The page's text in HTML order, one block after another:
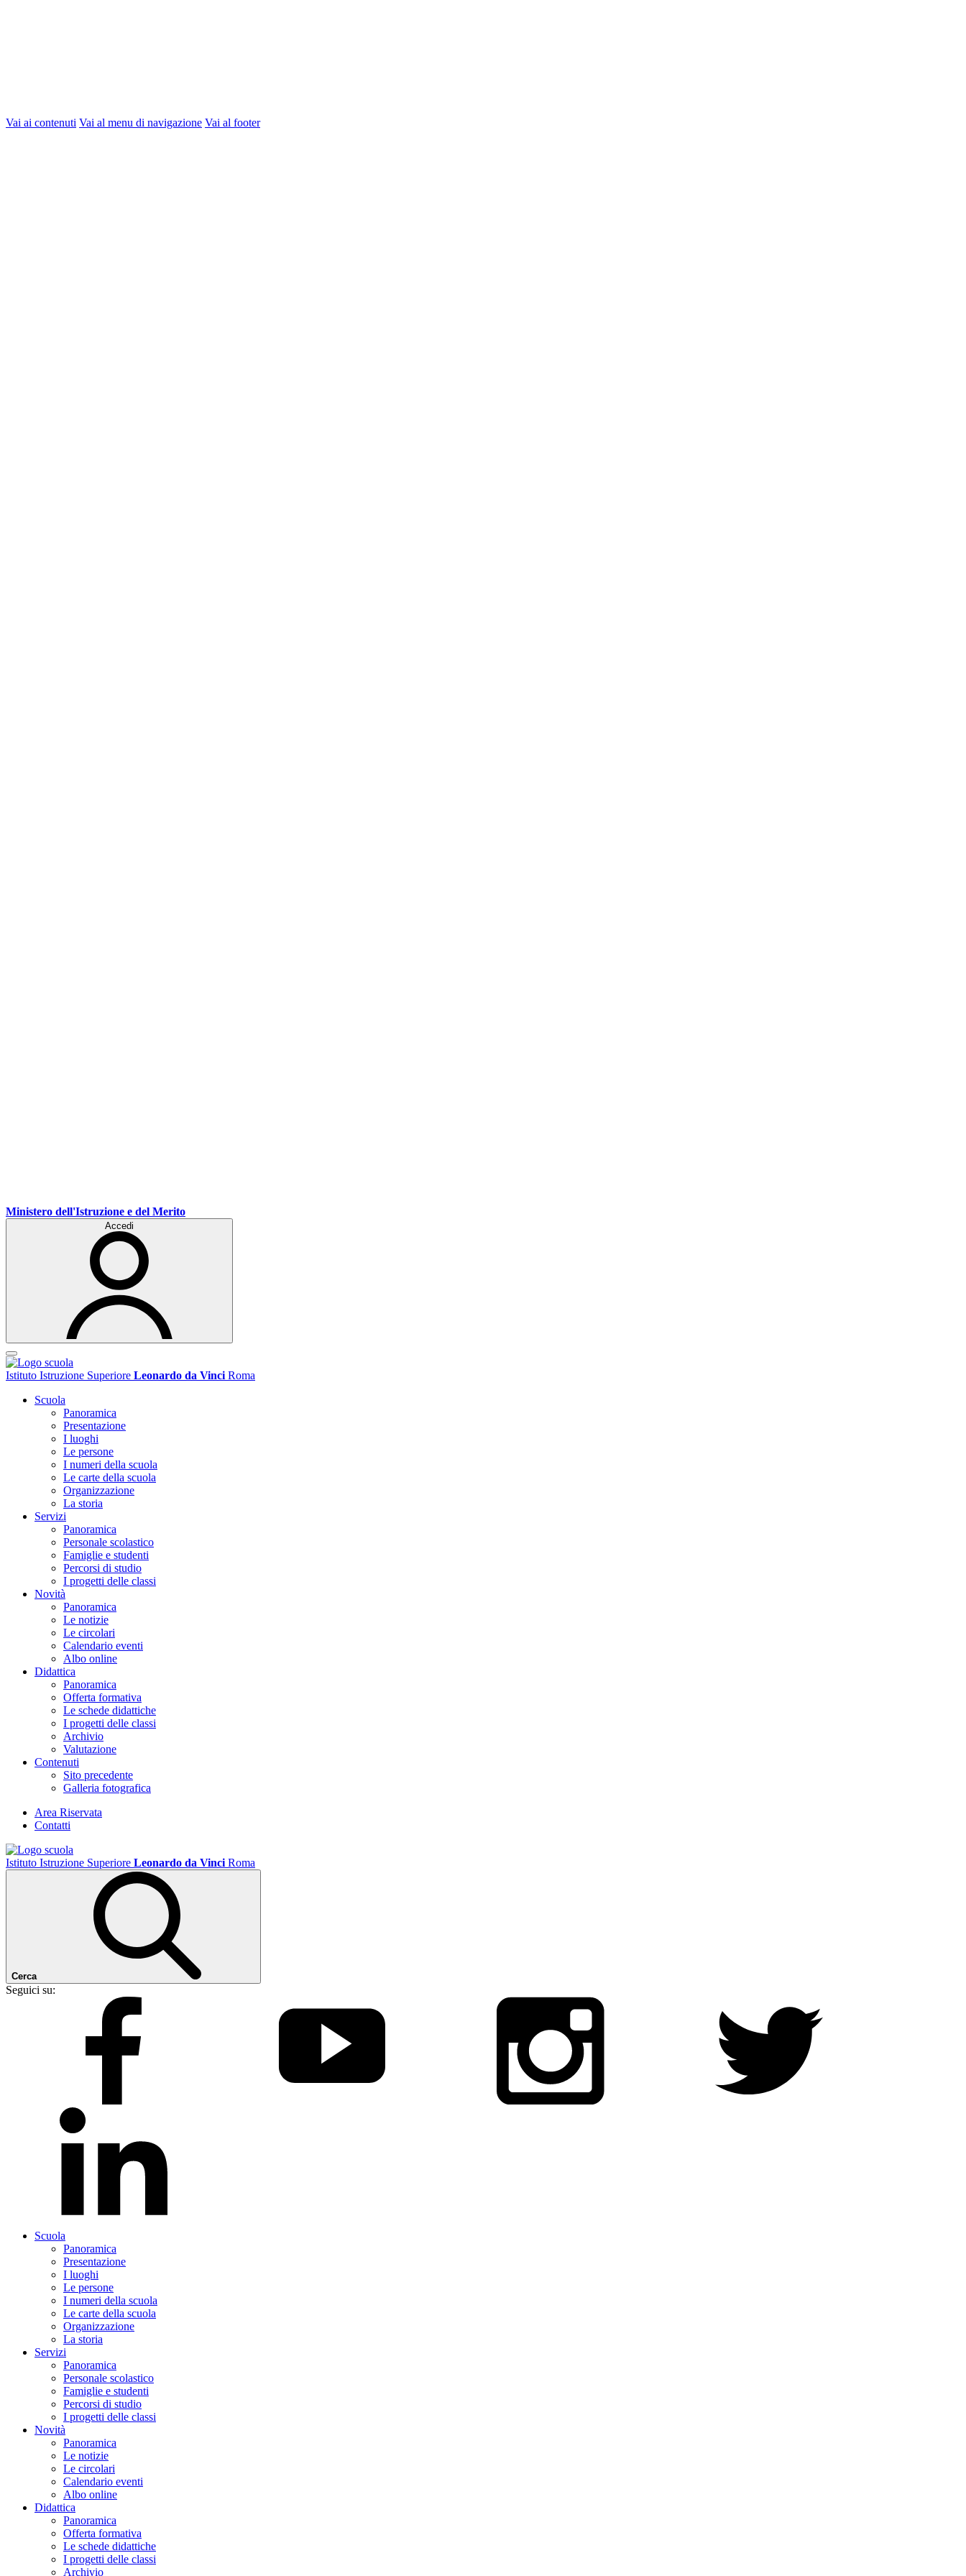
Vai ai contenuti Vai al menu di navigazione Vai al footer
Ministero dell'Istruzione e del Merito
Accedi
Istituto Istruzione Superiore Leonardo da Vinci Roma
Scuola
Panoramica
Presentazione
I luoghi
Le persone
I numeri della scuola
Le carte della scuola
Organizzazione
La storia
Servizi
Panoramica
Personale scolastico
Famiglie e studenti
Percorsi di studio
I progetti delle classi
Novità
Panoramica
Le notizie
Le circolari
Calendario eventi
Albo online
Didattica
Panoramica
Offerta formativa
Le schede didattiche
I progetti delle classi
Archivio
Valutazione
Contenuti
Sito precedente
Galleria fotografica
Area Riservata
Contatti
Istituto Istruzione Superiore Leonardo da Vinci Roma
Cerca
Seguici su:
Scuola
Panoramica
Presentazione
I luoghi
Le persone
I numeri della scuola
Le carte della scuola
Organizzazione
La storia
Servizi
Panoramica
Personale scolastico
Famiglie e studenti
Percorsi di studio
I progetti delle classi
Novità
Panoramica
Le notizie
Le circolari
Calendario eventi
Albo online
Didattica
Panoramica
Offerta formativa
Le schede didattiche
I progetti delle classi
Archivio